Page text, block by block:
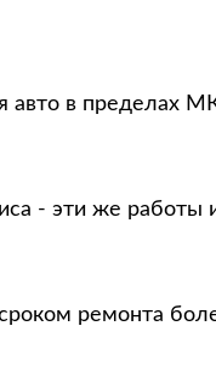
авто в пределах
- эти же работы
ремонта